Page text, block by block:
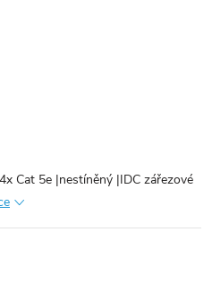
Cat 5e |nestíněný |IDC zářezové